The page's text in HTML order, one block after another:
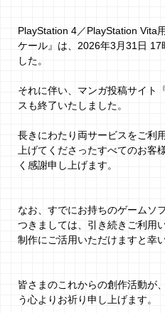
PlayStation 4／PlayStation Vita
ケール』は、2026年3月31日 17
した。
それに伴い、マンガ投稿サイト
スも終了いたしました。
長きにわたり両サービスをご利
上げてくださったすべてのお客
く感謝申し上げます。
なお、すでにお持ちのゲームソ
つきましては、引き続きご利用
制作にご活用いただけますと幸い
皆さまのこれからの創作活動が
う心よりお祈り申し上げます。